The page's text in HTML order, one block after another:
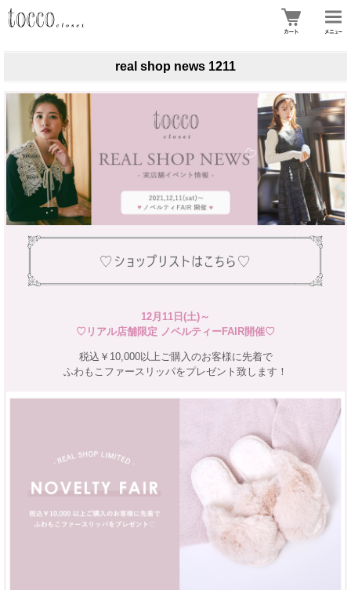
real shop news 1211
12月11日(土)～
♡リアル店舗限定 ノベルティーFAIR開催♡
税込￥10,000以上ご購入のお客様に先着で
ふわもこファースリッパをプレゼント致します！